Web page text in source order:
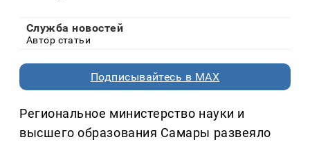
Служба новостей
Автор статьи
Подписывайтесь в MAX
Региональное министерство науки и
высшего образования Самары развеяло